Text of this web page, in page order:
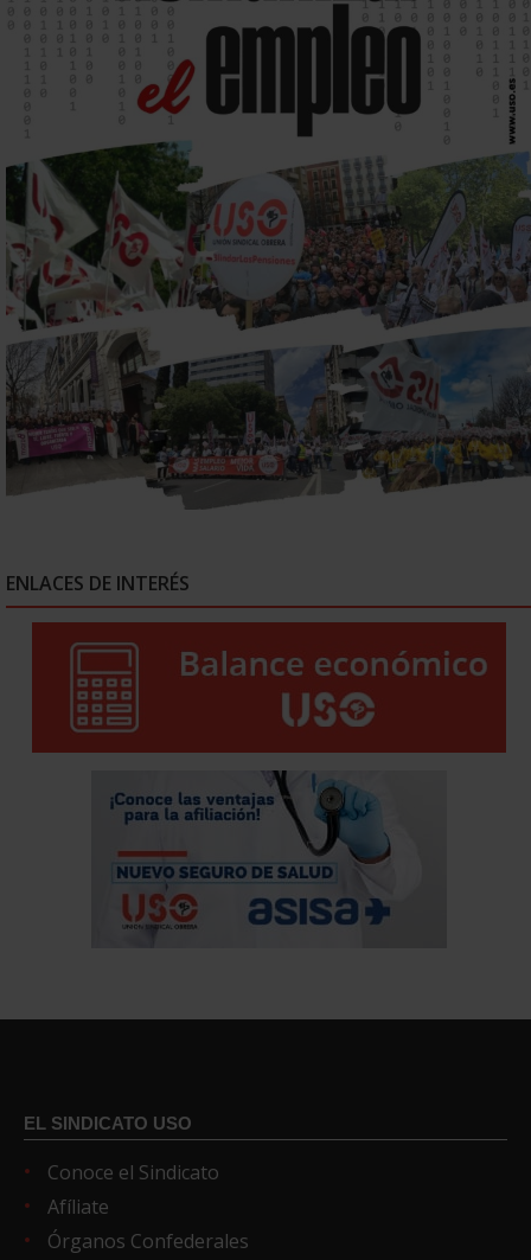
ENLACES DE INTERÉS
EL SINDICATO USO
Conoce el Sindicato
Afíliate
Órganos Confederales